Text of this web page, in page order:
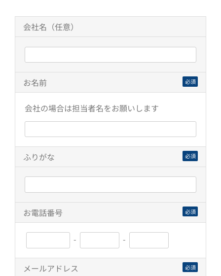
会社名（任意）
お名前 必須
会社の場合は担当者名をお願いします
ふりがな 必須
お電話番号 必須
- -
メールアドレス 必須